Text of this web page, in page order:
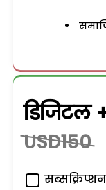
डिजिटल
USD150